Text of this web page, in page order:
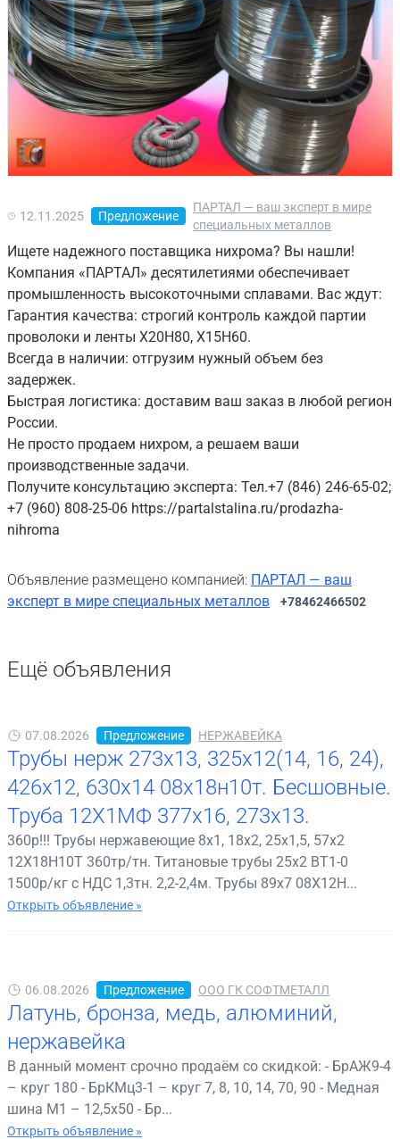
12.11.2025 Предложение
ПАРТАЛ — ваш эксперт в мире
специальных металлов
Ищете надежного поставщика нихрома? Вы нашли!
Компания «ПАРТАЛ» десятилетиями обеспечивает
промышленность высокоточными сплавами. Вас ждут:
Гарантия качества: строгий контроль каждой партии
проволоки и ленты Х20Н80, Х15Н60.
Всегда в наличии: отгрузим нужный объем без
задержек.
Быстрая логистика: доставим ваш заказ в любой регион
России.
Не просто продаем нихром, а решаем ваши
производственные задачи.
Получите консультацию эксперта: Тел.+7 (846) 246-65-02;
+7 (960) 808-25-06 https://partalstalina.ru/prodazha-
nihroma
Объявление размещено компанией: ПАРТАЛ — ваш
эксперт в мире специальных металлов
+78462466502
Ещё объявления
07.08.2026 Предложение НЕРЖАВЕЙКА
Трубы нерж 273х13, 325х12(14, 16, 24),
426х12, 630х14 08х18н10т. Бесшовные.
Труба 12Х1МФ 377х16, 273х13.
360р!!! Трубы нержавеющие 8х1, 18х2, 25х1,5, 57х2
12Х18Н10Т 360тр/тн. Титановые трубы 25х2 ВТ1-0
1500р/кг с НДС 1,3тн. 2,2-2,4м. Трубы 89х7 08Х12Н...
Открыть объявление »
06.08.2026 Предложение ООО ГК СОФТМЕТАЛЛ
Латунь, бронза, медь, алюминий,
нержавейка
В данный момент срочно продаём со скидкой: - БрАЖ9-4
– круг 180 - БрКМц3-1 – круг 7, 8, 10, 14, 70, 90 - Медная
шина М1 – 12,5х50 - Бр...
Открыть объявление »